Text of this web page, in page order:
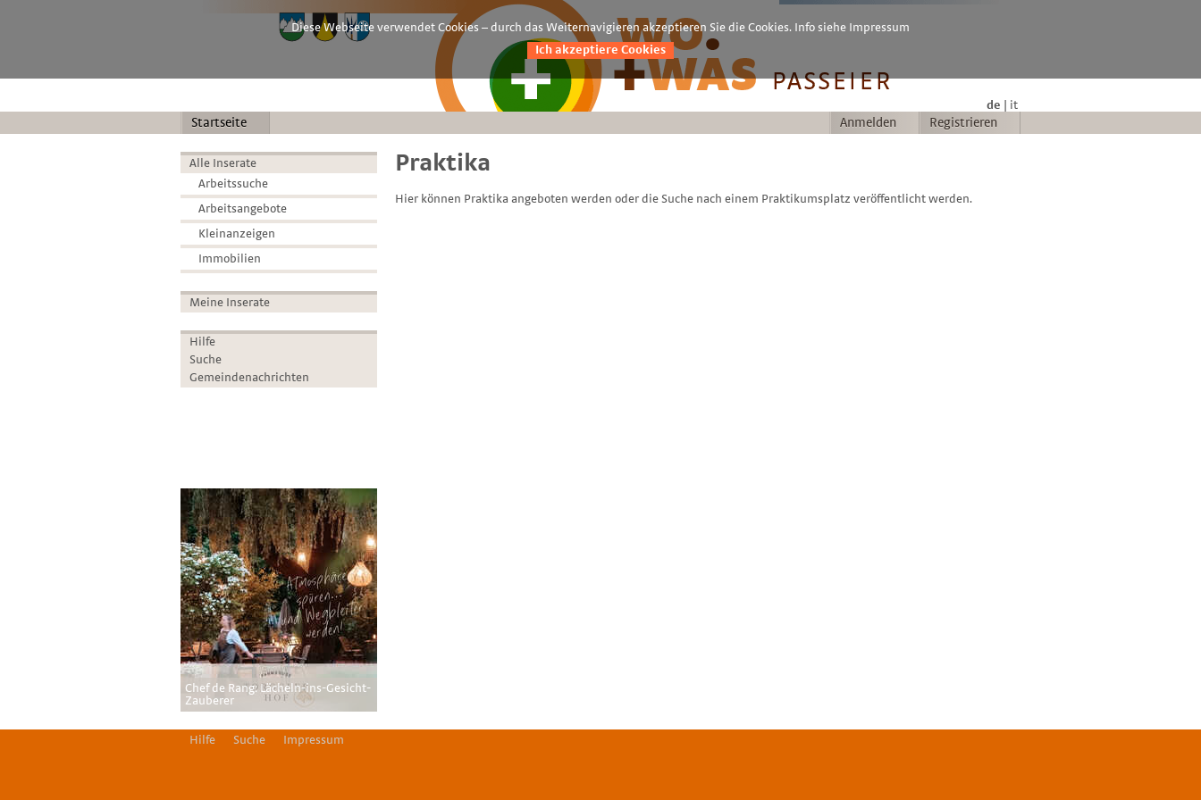
de it
Startseite Anmelden Registrieren
Alle Inserate
Arbeitssuche
Arbeitsangebote
Kleinanzeigen
Immobilien
Meine Inserate
Hilfe
Suche
Gemeindenachrichten
Chef de Rang: Lächeln-ins-Gesicht-
Zauberer
Praktika
Hier können Praktika angeboten werden oder die Suche nach einem Praktikumsplatz veröffentlicht werden.
Hilfe Suche Impressum
Diese Webseite verwendet Cookies – durch das Weiternavigieren akzeptieren Sie die Cookies. Info siehe Impressum
Ich akzeptiere Cookies